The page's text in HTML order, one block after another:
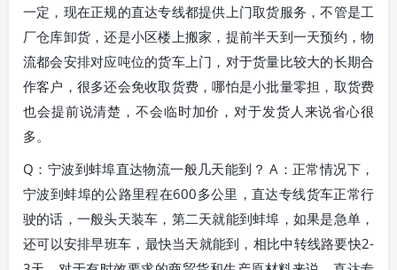
一定，现在正规的直达专线都提供上门取货服务，不管是工
厂仓库卸货，还是小区楼上搬家，提前半天到一天预约，物
流都会安排对应吨位的货车上门，对于货量比较大的长期合
作客户，很多还会免收取货费，哪怕是小批量零担，取货费
也会提前说清楚，不会临时加价，对于发货人来说省心很
多。
Q：宁波到蚌埠直达物流一般几天能到？ A：正常情况下，
宁波到蚌埠的公路里程在600多公里，直达专线货车正常行
驶的话，一般头天装车，第二天就能到蚌埠，如果是急单，
还可以安排早班车，最快当天就能到，相比中转线路要快2-